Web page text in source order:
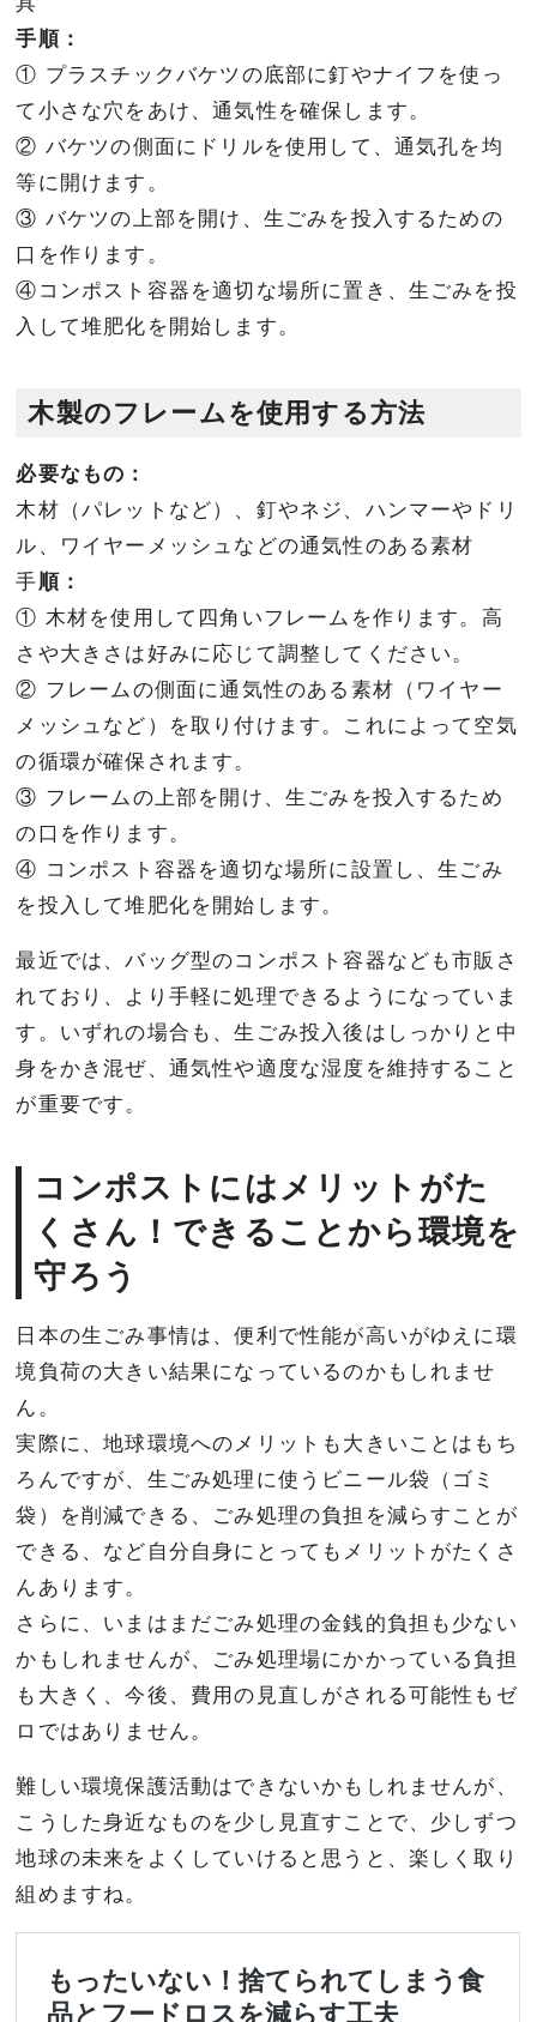
手順：
① プラスチックバケツの底部に釘やナイフを使っ
て小さな穴をあけ、通気性を確保します。
② バケツの側面にドリルを使用して、通気孔を均
等に開けます。
③ バケツの上部を開け、生ごみを投入するための
口を作ります。
④コンポスト容器を適切な場所に置き、生ごみを投
入して堆肥化を開始します。
木製のフレームを使用する方法
必要なもの：
木材（パレットなど）、釘やネジ、ハンマーやドリ
ル、ワイヤーメッシュなどの通気性のある素材
手順：
① 木材を使用して四角いフレームを作ります。高
さや大きさは好みに応じて調整してください。
② フレームの側面に通気性のある素材（ワイヤー
メッシュなど）を取り付けます。これによって空気
の循環が確保されます。
③ フレームの上部を開け、生ごみを投入するため
の口を作ります。
④ コンポスト容器を適切な場所に設置し、生ごみ
を投入して堆肥化を開始します。
最近では、バッグ型のコンポスト容器なども市販さ
れており、より手軽に処理できるようになっていま
す。いずれの場合も、生ごみ投入後はしっかりと中
身をかき混ぜ、通気性や適度な湿度を維持すること
が重要です。
コンポストにはメリットがた
くさん！できることから環境を
守ろう
日本の生ごみ事情は、便利で性能が高いがゆえに環
境負荷の大きい結果になっているのかもしれませ
ん。
実際に、地球環境へのメリットも大きいことはもち
ろんですが、生ごみ処理に使うビニール袋（ゴミ
袋）を削減できる、ごみ処理の負担を減らすことが
できる、など自分自身にとってもメリットがたくさ
んあります。
さらに、いまはまだごみ処理の金銭的負担も少ない
かもしれませんが、ごみ処理場にかかっている負担
も大きく、今後、費用の見直しがされる可能性もゼ
ロではありません。
難しい環境保護活動はできないかもしれませんが、
こうした身近なものを少し見直すことで、少しずつ
地球の未来をよくしていけると思うと、楽しく取り
組めますね。